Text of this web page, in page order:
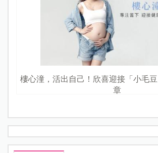
樓心潼，活出自己！欣喜迎接「小毛
章